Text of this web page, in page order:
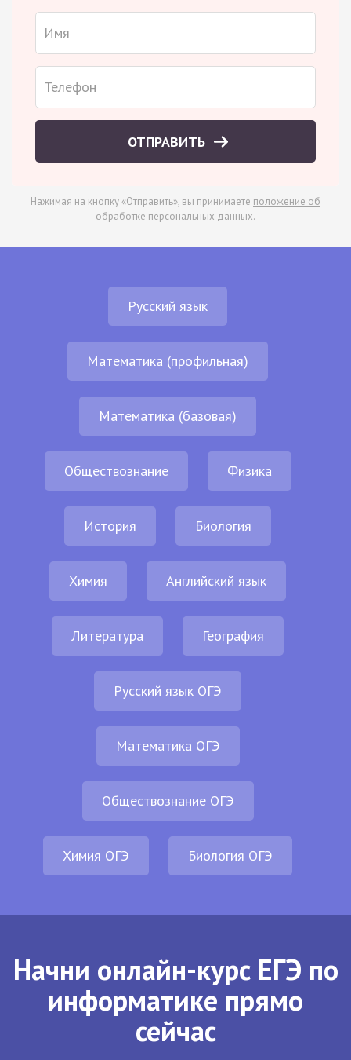
ОТПРАВИТЬ
Нажимая на кнопку «Отправить», вы принимаете положение об
обработке персональных данных.
Русский язык
Математика (профильная)
Математика (базовая)
Обществознание Физика
История Биология
Химия Английский язык
Литература География
Русский язык ОГЭ
Математика ОГЭ
Обществознание ОГЭ
Химия ОГЭ Биология ОГЭ
Начни онлайн-курс ЕГЭ по
информатике прямо
сейчас